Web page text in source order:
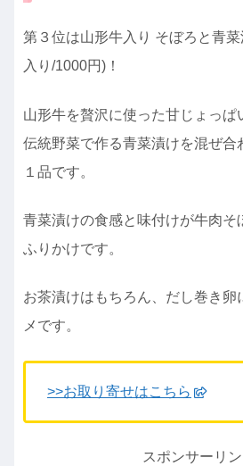
第３位は山形牛入り そぼろと青
入り/1000円)！
山形牛を贅沢に使った甘じょっぱ
伝統野菜で作る青菜漬けを混ぜ合
１品です。
青菜漬けの食感と味付けが牛肉そ
ふりかけです。
お茶漬けはもちろん、だし巻き卵
メです。
>>お取り寄せはこちら
スポンサーリン